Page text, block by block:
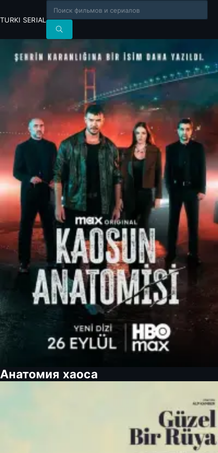
TURKI SERIAL
Анатомия хаоса